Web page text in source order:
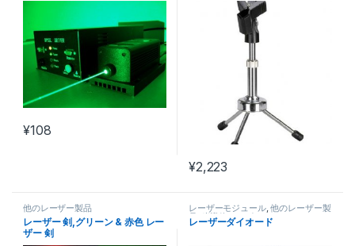
¥108
¥2,223
他のレーザー製品
レーザー 剣,グリーン & 赤色 レー
ザー 剣
レーザーモジュール,他のレーザー製
品 半導体レーザー
レーザーダイオード